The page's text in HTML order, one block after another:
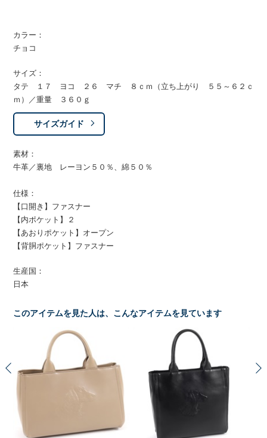
カラー：
チョコ
サイズ：
タテ １７ ヨコ ２６ マチ ８ｃｍ（立ち上がり ５５～６２ｃ
ｍ）／重量 ３６０ｇ
サイズガイド
素材：
牛革／裏地 レーヨン５０％、綿５０％
仕様：
【口開き】ファスナー
【内ポケット】２
【あおりポケット】オープン
【背胴ポケット】ファスナー
生産国：
日本
このアイテムを見た人は、こんなアイテムを見ています